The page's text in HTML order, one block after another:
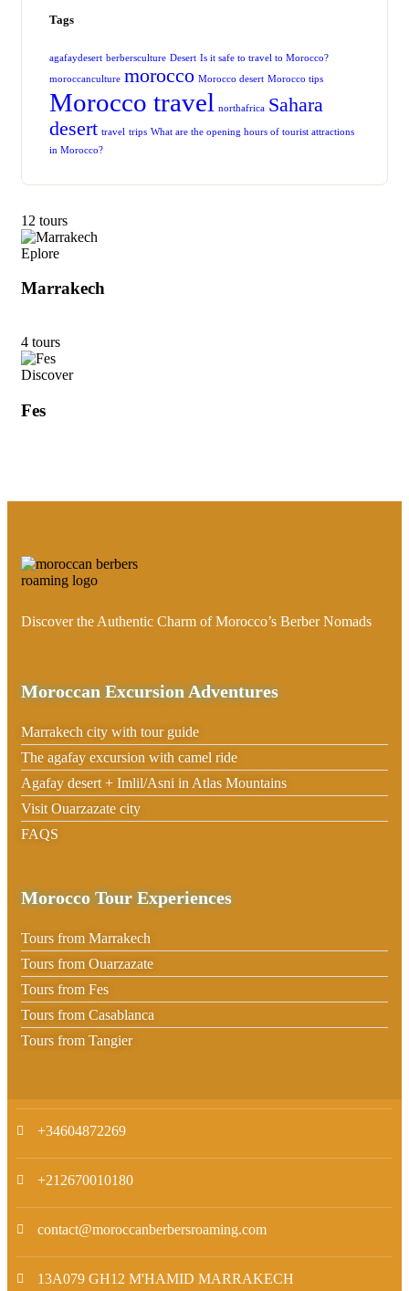
Tags
agafaydesert berbersculture Desert Is it safe to travel to Morocco?
moroccanculture morocco Morocco desert Morocco tips
Morocco travel northafrica Sahara
desert travel trips What are the opening hours of tourist attractions
in Morocco?
12 tours
Eplore
Marrakech
4 tours
Discover
Fes
Discover the Authentic Charm of Morocco’s Berber Nomads
Moroccan Excursion Adventures
Marrakech city with tour guide
The agafay excursion with camel ride
Agafay desert + Imlil/Asni in Atlas Mountains
Visit Ouarzazate city
FAQS
Morocco Tour Experiences
Tours from Marrakech
Tours from Ouarzazate
Tours from Fes
Tours from Casablanca
Tours from Tangier
+34604872269
+212670010180
contact@moroccanberbersroaming.com
13A079 GH12 M'HAMID MARRAKECH